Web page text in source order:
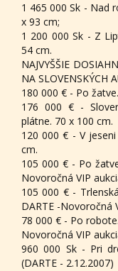
1 465 000 Sk - Nad
x 93 cm;
1 200 000 Sk - Z
54 cm.
NAJVYŠŠIE
NA SLOVENSKÝCH
180 000 € - Po
176 000 € -
plátne. 70 x 100 cm.
120 000 € - V
cm.
105 000 € - Po
Novoročná VIP
105 000 € -
DARTE -Novoročná
78 000 € - Po
Novoročná VIP
960 000 Sk - Pri
(DARTE - 2.12.2007)